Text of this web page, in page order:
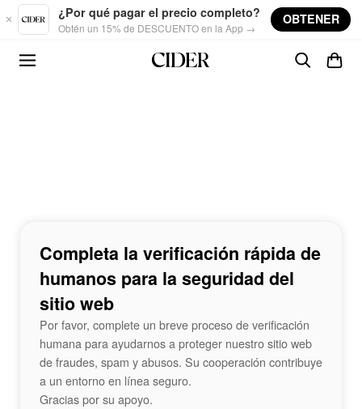
Skip to main content
¿Por qué pagar el precio completo?
Obtén un 15% de DESCUENTO en la App →
OBTENER
Completa la verificación rápida de
humanos para la seguridad del
sitio web
Por favor, complete un breve proceso de verificación
humana para ayudarnos a proteger nuestro sitio web
de fraudes, spam y abusos. Su cooperación contribuye
a un entorno en línea seguro.
Gracias por su apoyo.